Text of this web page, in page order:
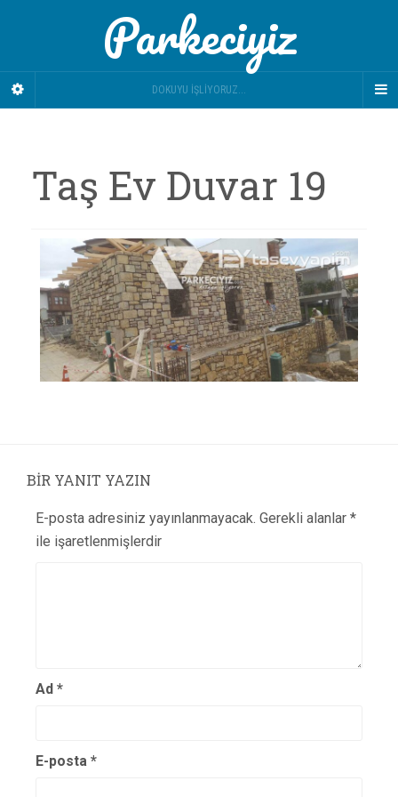
Parkeciyiz
DOKUYU İŞLIYORUZ...
Taş Ev Duvar 19
BIR YANIT YAZIN
E-posta adresiniz yayınlanmayacak. Gerekli alanlar *
ile işaretlenmişlerdir
Ad *
E-posta *